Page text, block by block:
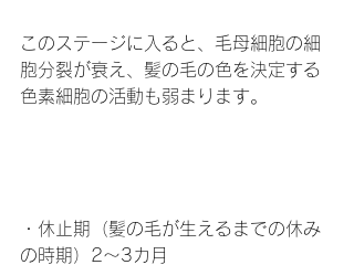
このステージに入ると、毛母細胞の細
胞分裂が衰え、髪の毛の色を決定する
色素細胞の活動も弱まります。
・休止期（髪の毛が生えるまでの休み
の時期）2〜3カ月